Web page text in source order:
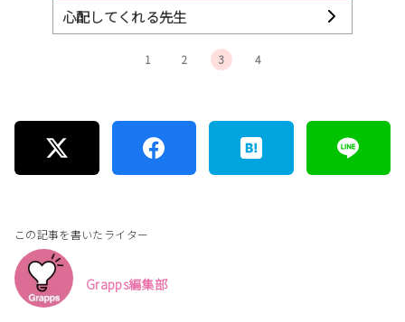
心配してくれる先生
1 2 3 4
この記事を書いたライター
Grapps編集部